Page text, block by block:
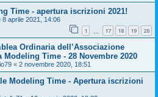
Time - apertura iscrizioni 2021!
8 aprile 2021, 14:06
1 17 18 19 20
Ordinaria dell’Associazione
Time - 28 Novembre 2020
« 2 novembre 2020, 18:51
Modeling Time - Apertura iscrizioni